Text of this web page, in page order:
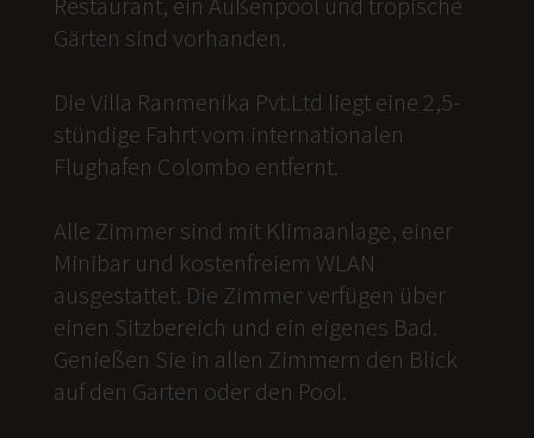
Gärten sind vorhanden.
Die Villa Ranmenika Pvt.Ltd liegt eine 2,5-
stündige Fahrt vom internationalen
Flughafen Colombo entfernt.
Alle Zimmer sind mit Klimaanlage, einer
Minibar und kostenfreiem WLAN
ausgestattet. Die Zimmer verfügen über
einen Sitzbereich und ein eigenes Bad.
Genießen Sie in allen Zimmern den Blick
auf den Garten oder den Pool.